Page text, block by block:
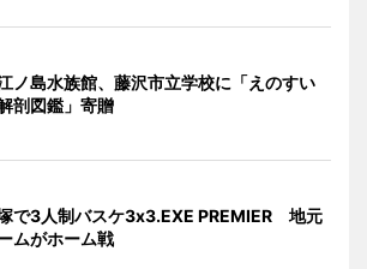
ノ島水族館、藤沢市立学校に「えのすい
剖図鑑」寄贈
で3人制バスケ3x3.EXE PREMIER 地元
ムがホーム戦